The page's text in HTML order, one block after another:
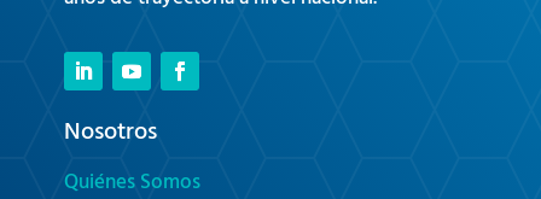
Nosotros
Quiénes Somos